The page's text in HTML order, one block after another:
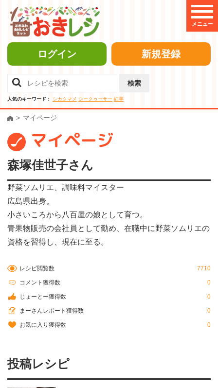
メニュー
ログイン 新規登録
検索
人気のキーワード： シカクマメ シークヮーサー 紅芋
マイページ
マイページ
森塚佳世子さん
野菜ソムリエ、調味料マイスター
広島県出身。
小さいころから八百屋の娘として育つ。
青果物販売の会社員として勤め、在職中に野菜ソムリエの
資格を習得し、現在に至る。
レシピ閲覧数 7710
コメント獲得数 0
じょーとー獲得数 0
まーさんレポート獲得数 0
お気に入り獲得数 0
投稿レシピ